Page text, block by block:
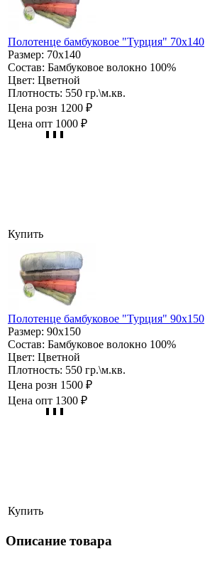
Полотенце бамбуковое "Турция" 70х140
Размер: 70х140
Состав: Бамбуковое волокно 100%
Цвет: Цветной
Плотность: 550 гр.\м.кв.
Цена розн 1200 ₽
Цена опт 1000 ₽
Купить
Полотенце бамбуковое "Турция" 90х150
Размер: 90х150
Состав: Бамбуковое волокно 100%
Цвет: Цветной
Плотность: 550 гр.\м.кв.
Цена розн 1500 ₽
Цена опт 1300 ₽
Купить
Описание товара